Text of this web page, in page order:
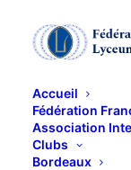
Accueil
Fédération
Association
Clubs
Bordeaux